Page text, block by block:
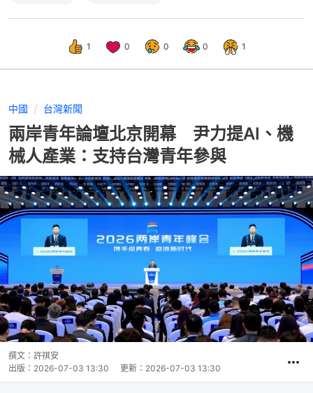
1 0 0 0 1
中國 台灣新聞
兩岸青年論壇北京開幕 尹力提AI、機
械人產業：支持台灣青年參與
撰文： 許祺安
出版： 2026-07-03 13:30 更新： 2026-07-03 13:30